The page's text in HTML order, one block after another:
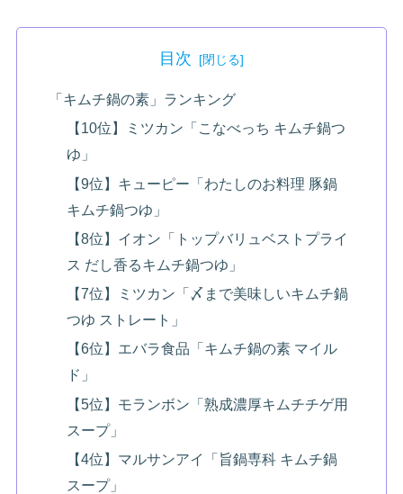
目次
「キムチ鍋の素」ランキング
【10位】ミツカン「こなべっち キムチ鍋つ
ゆ」
【9位】キューピー「わたしのお料理 豚鍋
キムチ鍋つゆ」
【8位】イオン「トップバリュベストプライ
ス だし香るキムチ鍋つゆ」
【7位】ミツカン「〆まで美味しいキムチ鍋
つゆ ストレート」
【6位】エバラ食品「キムチ鍋の素 マイル
ド」
【5位】モランボン「熟成濃厚キムチチゲ用
スープ」
【4位】マルサンアイ「旨鍋専科 キムチ鍋
スープ」